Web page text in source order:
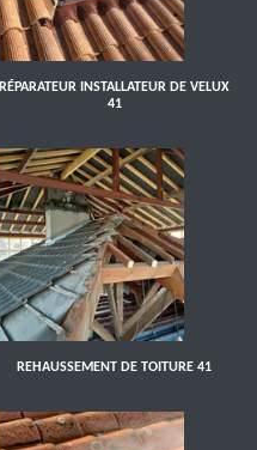
RÉPARATEUR INSTALLATEUR DE VELUX
41
REHAUSSEMENT DE TOITURE 41